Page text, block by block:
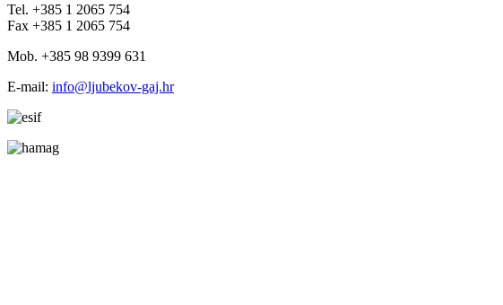
Tel. +385 1 2065 754
Fax +385 1 2065 754
Mob. +385 98 9399 631
E-mail: info@ljubekov-gaj.hr